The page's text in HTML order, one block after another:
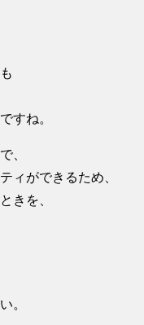
すね。
、
ィができるため、
きを、
。